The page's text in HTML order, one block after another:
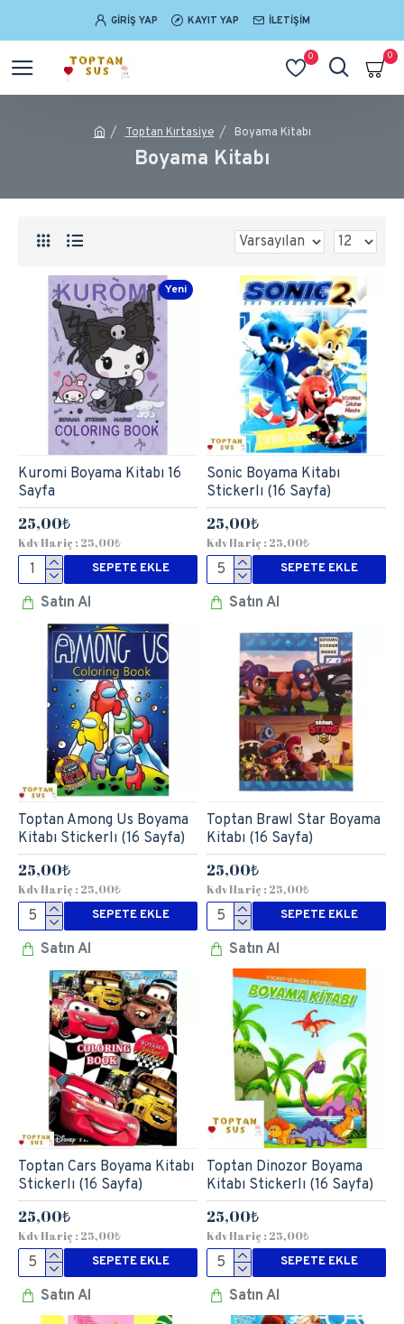
GIRIŞ YAP KAYIT YAP İLETIŞIM
0 0
Toptan Kırtasiye Boyama Kitabı
Boyama Kitabı
Yeni
Kuromi Boyama Kitabı 16
Sayfa
25,00₺
Kdv Hariç : 25,00₺
SEPETE EKLE
Satın Al
Sonic Boyama Kitabı
Stickerlı (16 Sayfa)
25,00₺
Kdv Hariç : 25,00₺
SEPETE EKLE
Satın Al
Toptan Among Us Boyama
Kitabı Stickerlı (16 Sayfa)
25,00₺
Kdv Hariç : 25,00₺
SEPETE EKLE
Satın Al
Toptan Brawl Star Boyama
Kitabı (16 Sayfa)
25,00₺
Kdv Hariç : 25,00₺
SEPETE EKLE
Satın Al
Toptan Cars Boyama Kitabı
Stickerlı (16 Sayfa)
25,00₺
Kdv Hariç : 25,00₺
SEPETE EKLE
Satın Al
Toptan Dinozor Boyama
Kitabı Stickerlı (16 Sayfa)
25,00₺
Kdv Hariç : 25,00₺
SEPETE EKLE
Satın Al